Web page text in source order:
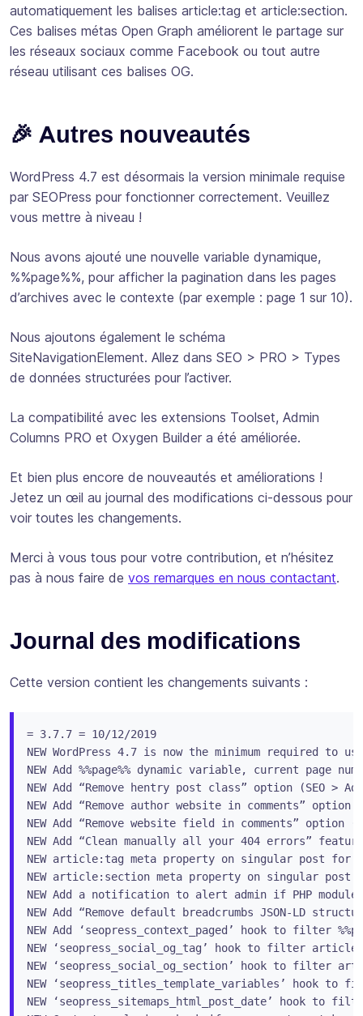
automatiquement les balises article:tag et article:section.
Ces balises métas Open Graph améliorent le partage sur
les réseaux sociaux comme Facebook ou tout autre
réseau utilisant ces balises OG.
🎉 Autres nouveautés
WordPress 4.7 est désormais la version minimale requise
par SEOPress pour fonctionner correctement. Veuillez
vous mettre à niveau !
Nous avons ajouté une nouvelle variable dynamique,
%%page%%, pour afficher la pagination dans les pages
d’archives avec le contexte (par exemple : page 1 sur 10).
Nous ajoutons également le schéma
SiteNavigationElement. Allez dans SEO > PRO > Types
de données structurées pour l’activer.
La compatibilité avec les extensions Toolset, Admin
Columns PRO et Oxygen Builder a été améliorée.
Et bien plus encore de nouveautés et améliorations !
Jetez un œil au journal des modifications ci-dessous pour
voir toutes les changements.
Merci à vous tous pour votre contribution, et n’hésitez
pas à nous faire de vos remarques en nous contactant.
Journal des modifications
Cette version contient les changements suivants :
= 3.7.7 = 10/12/2019
NEW WordPress 4.7 is now the minimum required to
NEW Add %%page%% dynamic variable, current page
NEW Add “Remove hentry post class” option (SEO >
NEW Add “Remove author website in comments” option
NEW Add “Remove website field in comments” option
NEW Add “Clean manually all your 404 errors”
NEW article:tag meta property on singular post for
NEW article:section meta property on singular post
NEW Add a notification to alert admin if PHP
NEW Add “Remove default breadcrumbs JSON-LD
NEW Add ‘seopress_context_paged’ hook to filter
NEW ‘seopress_social_og_tag’ hook to filter
NEW ‘seopress_social_og_section’ hook to filter
NEW ‘seopress_titles_template_variables’ hook
NEW ‘seopress_sitemaps_html_post_date’ hook